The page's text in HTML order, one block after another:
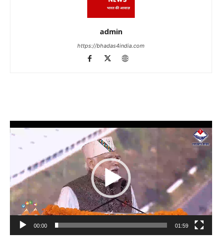
admin
https://bhadas4india.com
Video
Player
00:00 01:59